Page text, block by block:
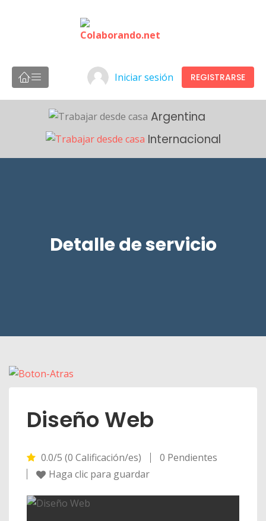
Iniciar sesión REGISTRARSE
Argentina
Internacional
Detalle de servicio
Diseño Web
0.0/5 (0 Calificación/es)
0 Pendientes
Haga clic para guardar